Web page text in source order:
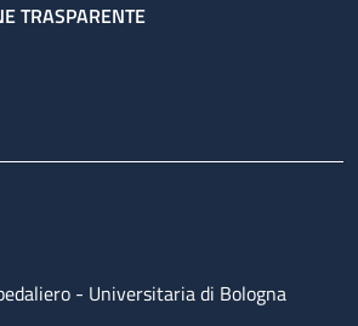
TRASPARENTE
- Universitaria di Bologna